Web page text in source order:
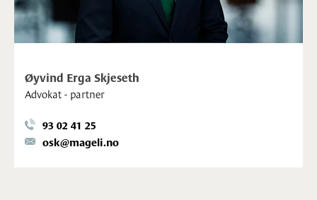
Øyvind Erga Skjeseth
Advokat - partner
93 02 41 25
osk@mageli.no